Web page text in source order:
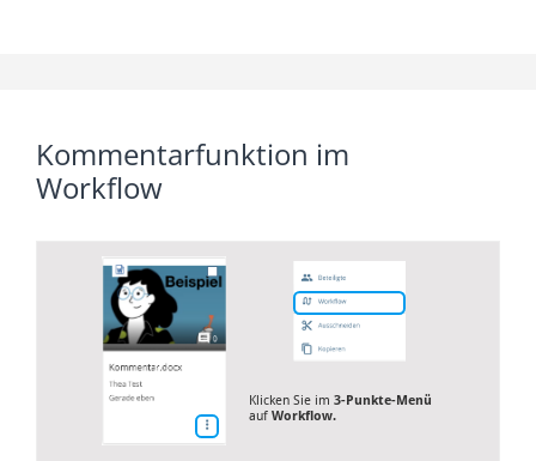
Kommentarfunktion im
Workflow